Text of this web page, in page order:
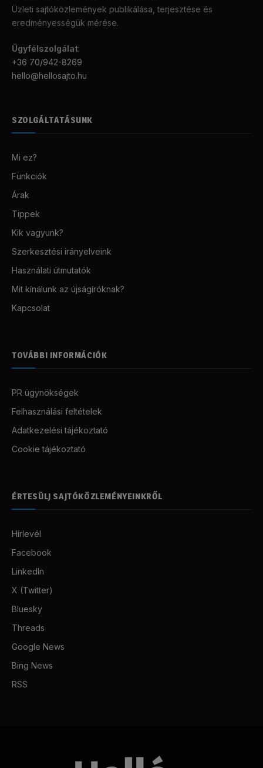
Üzleti sajtóközlemények publikálása, terjesztése és
eredményességük mérése.
Ügyfélszolgálat:
+36 70/942-8269
hello@hellosajto.hu
SZOLGÁLTATÁSUNK
Mi ez?
Funkciók
Árak
Tippek
Kik vagyunk?
Szerkesztési irányelveink
Használati útmutatók
Mit kínálunk az újságíróknak?
Kapcsolat
TOVÁBBI INFORMÁCIÓK
PR ügynökségek
Felhasználási feltételek
Adatkezelési tájékoztató
Cookie tájékoztató
ÉRTESÜLJ SAJTÓKÖZLEMÉNYEINKRŐL
Hírlevél
Facebook
LinkedIn
X (Twitter)
Bluesky
Threads
Google News
Bing News
RSS